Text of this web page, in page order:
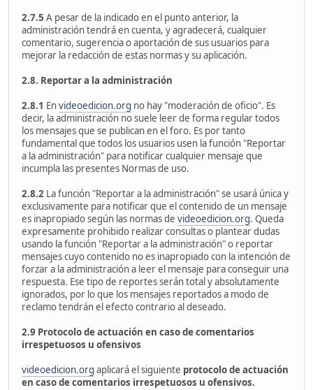
2.7.5 A pesar de la indicado en el punto anterior, la
administración tendrá en cuenta, y agradecerá, cualquier
comentario, sugerencia o aportación de sus usuarios para
mejorar la redacción de estas normas y su aplicación.
2.8. Reportar a la administración
2.8.1 Envideoedicion.org no hay "moderación de oficio". Es
decir, la administración no suele leer de forma regular todos
los mensajes que se publican en el foro. Es por tanto
fundamental que todos los usuarios usen la función "Reportar
a la administración" para notificar cualquier mensaje que
incumpla las presentes Normas de uso.
2.8.2 La función "Reportar a la administración" se usará única y
exclusivamente para notificar que el contenido de un mensaje
es inapropiado según las normas de videoedicion.org. Queda
expresamente prohibido realizar consultas o plantear dudas
usando la función "Reportar a la administración" o reportar
mensajes cuyo contenido no es inapropiado con la intención de
forzar a la administración a leer el mensaje para conseguir una
respuesta. Ese tipo de reportes serán total y absolutamente
ignorados, por lo que los mensajes reportados a modo de
reclamo tendrán el efecto contrario al deseado.
2.9 Protocolo de actuación en caso de comentarios
irrespetuosos u ofensivos
videoedicion.org aplicará el siguiente protocolo de actuación
en caso decomentarios irrespetuosos u ofensivos.